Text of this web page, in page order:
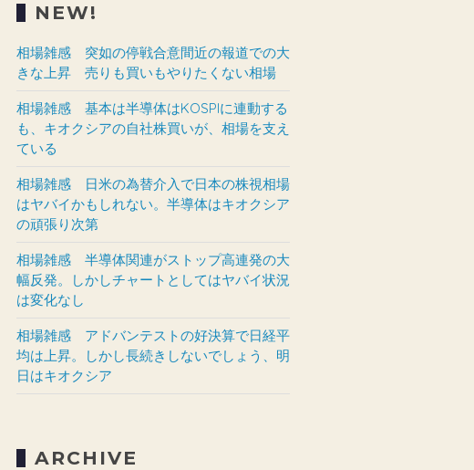
NEW!
相場雑感 突如の停戦合意間近の報道での大
きな上昇 売りも買いもやりたくない相場
相場雑感 基本は半導体はKOSPIに連動する
も、キオクシアの自社株買いが、相場を支え
ている
相場雑感 日米の為替介入で日本の株視相場
はヤバイかもしれない。半導体はキオクシア
の頑張り次第
相場雑感 半導体関連がストップ高連発の大
幅反発。しかしチャートとしてはヤバイ状況
は変化なし
相場雑感 アドバンテストの好決算で日経平
均は上昇。しかし長続きしないでしょう、明
日はキオクシア
ARCHIVE